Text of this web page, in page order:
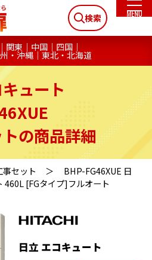
検索
関東 中国 四国
・沖縄 東北・北海道
ュート
の商品詳細
セット
BHP-FG46XUE 日
460L [FGタイプ]フルオート
日立 エコキュート